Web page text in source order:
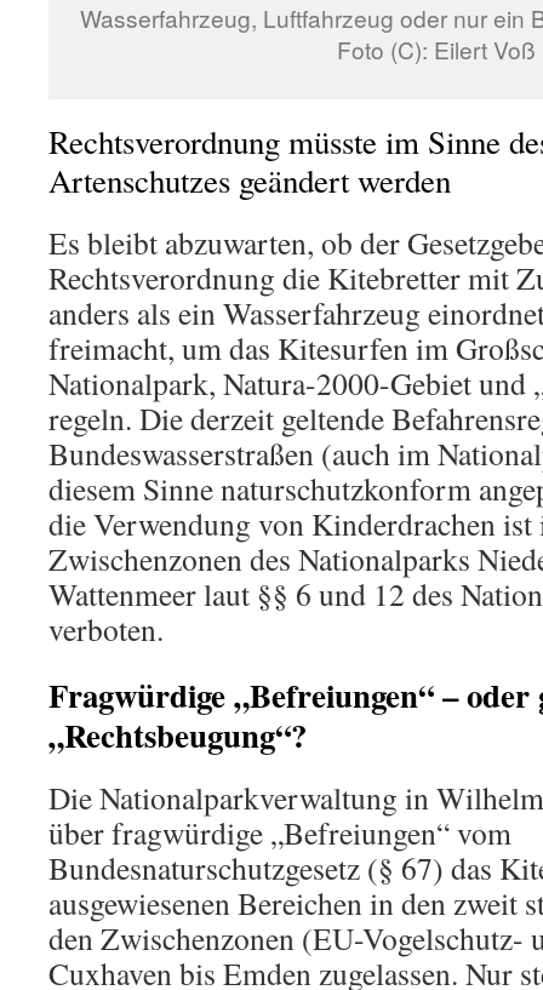
Wasserfahrzeug, Luftfahrzeug oder nur ein
Foto (C): Eilert Voß
Rechtsverordnung müsste im Sinne
Artenschutzes geändert werden
Es bleibt abzuwarten, ob der
Rechtsverordnung die Kitebretter mit
anders als ein Wasserfahrzeug
freimacht, um das Kitesurfen im
Nationalpark, Natura-2000-Gebiet und
regeln. Die derzeit geltende
Bundeswasserstraßen (auch im
diesem Sinne naturschutzkonform
die Verwendung von Kinderdrachen ist
Zwischenzonen des Nationalparks
Wattenmeer laut §§ 6 und 12 des
verboten.
Fragwürdige „Befreiungen“ – oder
„Rechtsbeugung“?
Die Nationalparkverwaltung in
über fragwürdige „Befreiungen“ vom
Bundesnaturschutzgesetz (§ 67) das
ausgewiesenen Bereichen in den zweit
den Zwischenzonen (EU-Vogelschutz-
Cuxhaven bis Emden zugelassen. Nur